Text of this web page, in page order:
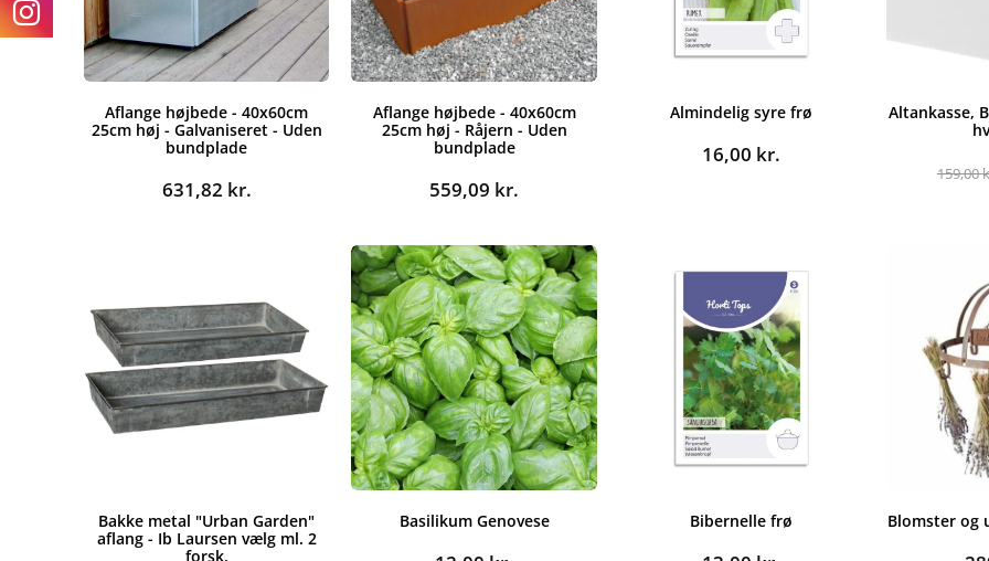
Aflange højbede - 40x60cm
25cm høj - Galvaniseret - Uden
bundplade
631,82 kr.
Aflange højbede - 40x60cm
25cm høj - Råjern - Uden
bundplade
559,09 kr.
Almindelig syre frø
16,00 kr.
Altankasse,
159,00
Bakke metal "Urban Garden"
aflang - Ib Laursen vælg ml. 2
forsk.
Basilikum Genovese Bibernelle frø Blomster